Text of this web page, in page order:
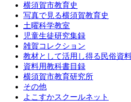
横須賀市教育史
写真で見る横須賀教育史
土曜科学教室
児童生徒研究集録
雑賀コレクション
教材として活用し得る民俗資
資料用教科書目録
横須賀市教育研究所
その他
よこすかスクールネット